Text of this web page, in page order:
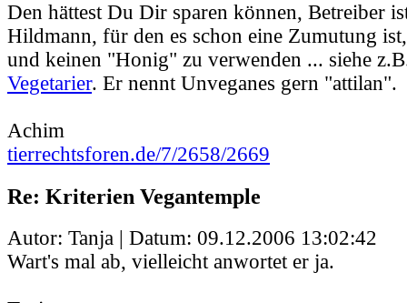
Den hättest Du Dir sparen können, Betreiber
Hildmann, für den es schon eine Zumutung
und keinen "Honig" zu verwenden ... siehe
Vegetarier. Er nennt Unveganes gern "attilan".
Achim
tierrechtsforen.de/7/2658/2669
Re: Kriterien Vegantemple
Autor: Tanja | Datum: 09.12.2006 13:02:42
Wart's mal ab, vielleicht anwortet er ja.